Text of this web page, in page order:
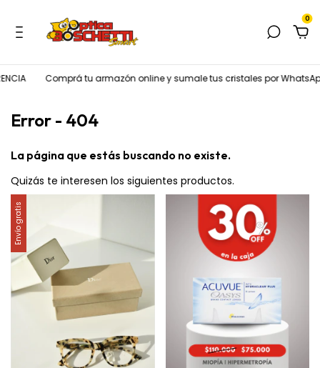
0
Comprá tu armazón online y sumale tus cristales por
Error - 404
La página que estás buscando no existe.
Quizás te interesen los siguientes productos.
Envío gratis